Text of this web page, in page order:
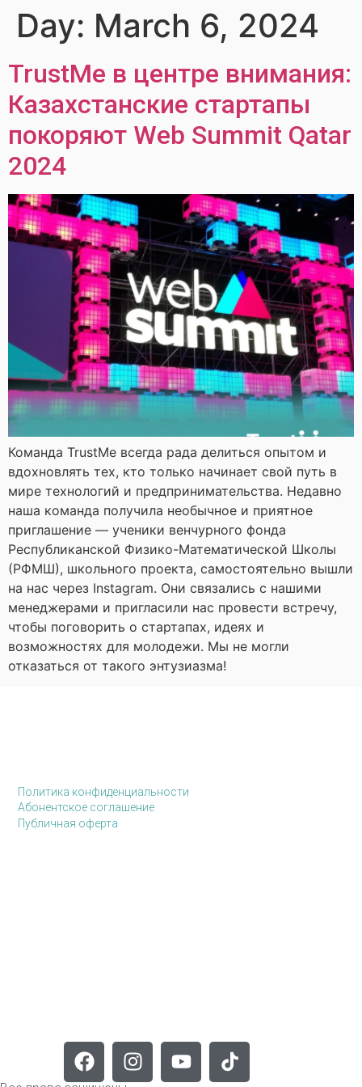
Day: March 6, 2024
TrustMe в центре внимания:
Казахстанские стартапы
покоряют Web Summit Qatar
2024
Команда TrustMe всегда рада делиться опытом и
вдохновлять тех, кто только начинает свой путь в
мире технологий и предпринимательства. Недавно
наша команда получила необычное и приятное
приглашение — ученики венчурного фонда
Республиканской Физико-Математической Школы
(РФМШ), школьного проекта, самостоятельно вышли
на нас через Instagram. Они связались с нашими
менеджерами и пригласили нас провести встречу,
чтобы поговорить о стартапах, идеях и
возможностях для молодежи. Мы не могли
отказаться от такого энтузиазма!
Политика конфиденциальности
Абонентское соглашение
Публичная оферта